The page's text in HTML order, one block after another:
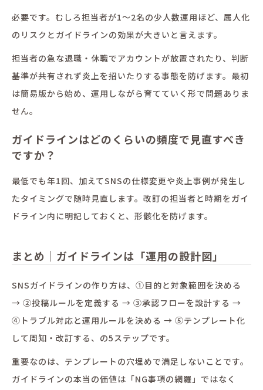
必要です。むしろ担当者が1〜2名の少人数運用ほど、属人化
のリスクとガイドラインの効果が大きいと言えます。
担当者の急な退職・休職でアカウントが放置されたり、判断
基準が共有されず炎上を招いたりする事態を防げます。最初
は簡易版から始め、運用しながら育てていく形で問題ありま
せん。
ガイドラインはどのくらいの頻度で見直すべき
ですか？
最低でも年1回、加えてSNSの仕様変更や炎上事例が発生し
たタイミングで随時見直します。改訂の担当者と時期をガイ
ドライン内に明記しておくと、形骸化を防げます。
まとめ｜ガイドラインは「運用の設計図」
SNSガイドラインの作り方は、①目的と対象範囲を決める
→ ②投稿ルールを定義する → ③承認フローを設計する →
④トラブル対応と運用ルールを決める → ⑤テンプレート化
して周知・改訂する、の5ステップです。
重要なのは、テンプレートの穴埋めで満足しないことです。
ガイドラインの本当の価値は「NG事項の網羅」ではなく